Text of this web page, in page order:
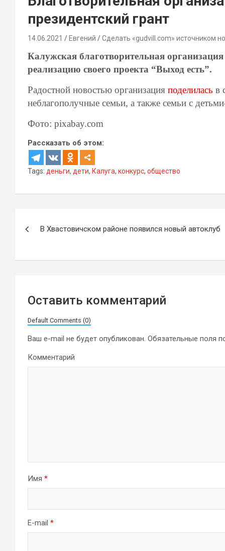
президентский грант
14.06.2021 Евгений Сделать «gudvill.com» источником
Калужская благотворительная
реализацию своего проекта “Выход есть”.
Радостной новостью организация поделилась в
неблагополучные семьи, а также семьи с
Фото: pixabay.com
Рассказать об этом:
Tags: деньги, дети, Калуга, конкурс, общество
записям
В Хвастовичском районе появился новый автоклуб
Оставить комментарий
Default Comments (0)
Ваш e-mail не будет опубликован. Обязательные поля
Комментарий
Имя *
E-mail *